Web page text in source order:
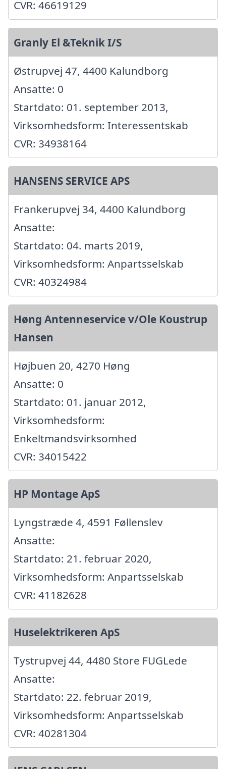
CVR: 46619129
Granly El &Teknik I/S
Østrupvej 47, 4400 Kalundborg
Ansatte: 0
Startdato: 01. september 2013,
Virksomhedsform: Interessentskab
CVR: 34938164
HANSENS SERVICE APS
Frankerupvej 34, 4400 Kalundborg
Ansatte:
Startdato: 04. marts 2019,
Virksomhedsform: Anpartsselskab
CVR: 40324984
Høng Antenneservice v/Ole Koustrup
Hansen
Højbuen 20, 4270 Høng
Ansatte: 0
Startdato: 01. januar 2012,
Virksomhedsform:
Enkeltmandsvirksomhed
CVR: 34015422
HP Montage ApS
Lyngstræde 4, 4591 Føllenslev
Ansatte:
Startdato: 21. februar 2020,
Virksomhedsform: Anpartsselskab
CVR: 41182628
Huselektrikeren ApS
Tystrupvej 44, 4480 Store FUGLede
Ansatte:
Startdato: 22. februar 2019,
Virksomhedsform: Anpartsselskab
CVR: 40281304